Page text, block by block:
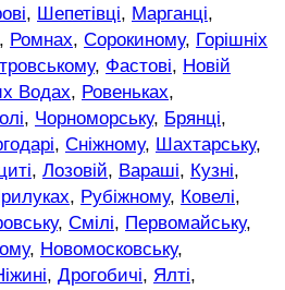
, Шепетівці, Марганці,
, Ромнах, Сорокиному, Горішніх
, Фастові, Новій
Водах, Ровеньках,
, Чорноморську, Брянці,
, Сніжному, Шахтарську,
, Лозовій, Вараші, Кузні,
, Рубіжному, Ковелі,
, Смілі, Первомайську,
, Новомосковську,
, Дрогобичі, Ялті,